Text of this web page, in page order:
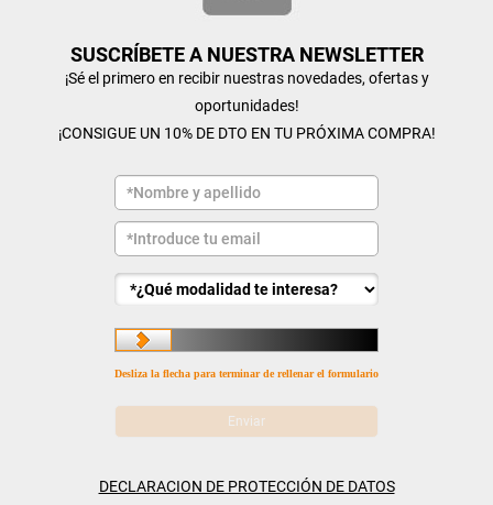
SUSCRÍBETE A NUESTRA NEWSLETTER
¡Sé el primero en recibir nuestras novedades, ofertas y
oportunidades!
¡CONSIGUE UN 10% DE DTO EN TU PRÓXIMA COMPRA!
Desliza la flecha para terminar de rellenar el formulario
DECLARACION DE PROTECCIÓN DE DATOS